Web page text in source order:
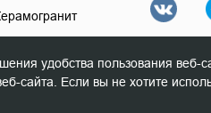
плитка
для ванной
удобства пользования веб-
Если вы не хотите